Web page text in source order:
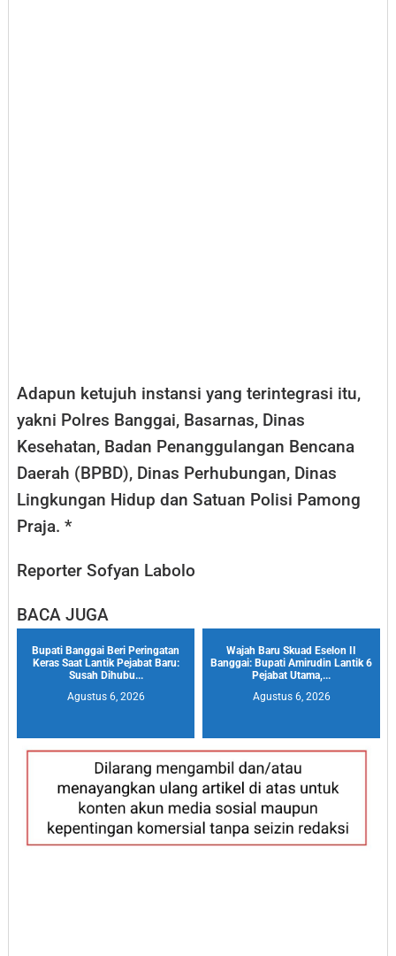
Adapun ketujuh instansi yang terintegrasi itu,
yakni Polres Banggai, Basarnas, Dinas
Kesehatan, Badan Penanggulangan Bencana
Daerah (BPBD), Dinas Perhubungan, Dinas
Lingkungan Hidup dan Satuan Polisi Pamong
Praja. *
Reporter Sofyan Labolo
BACA JUGA
Bupati Banggai Beri Peringatan
Keras Saat Lantik Pejabat Baru:
Susah Dihubu...
Agustus 6, 2026
Wajah Baru Skuad Eselon II
Banggai: Bupati Amirudin Lantik 6
Pejabat Utama,...
Agustus 6, 2026